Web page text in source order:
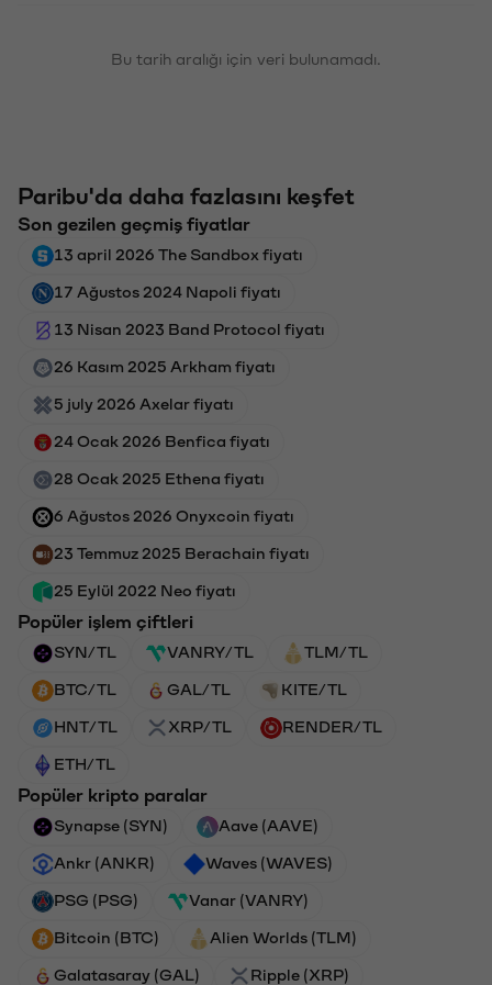
Bu tarih aralığı için veri bulunamadı.
Paribu'da daha fazlasını keşfet
Son gezilen geçmiş fiyatlar
13 april 2026 The Sandbox fiyatı
17 Ağustos 2024 Napoli fiyatı
13 Nisan 2023 Band Protocol fiyatı
26 Kasım 2025 Arkham fiyatı
5 july 2026 Axelar fiyatı
24 Ocak 2026 Benfica fiyatı
28 Ocak 2025 Ethena fiyatı
6 Ağustos 2026 Onyxcoin fiyatı
23 Temmuz 2025 Berachain fiyatı
25 Eylül 2022 Neo fiyatı
Popüler işlem çiftleri
SYN/TL VANRY/TL TLM/TL
BTC/TL GAL/TL KITE/TL
HNT/TL XRP/TL RENDER/TL
ETH/TL
Popüler kripto paralar
Synapse (SYN) Aave (AAVE)
Ankr (ANKR) Waves (WAVES)
PSG (PSG) Vanar (VANRY)
Bitcoin (BTC) Alien Worlds (TLM)
Galatasaray (GAL) Ripple (XRP)